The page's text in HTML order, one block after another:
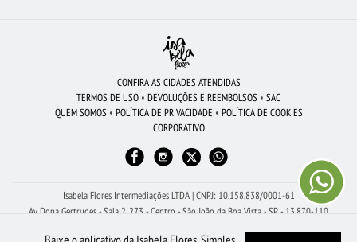
FLORICULTURA SÃO JOSÉ DOS CAMPOS
RAMALHETE DE FLORES
URSO DE PELÚCIA FLORICULTURA RECIFE ROSAS AMARELAS
FLORICULTURA OSASCO FLORICULTURA MANAUS
FLORICULTURA SANTO ANDRÉ CESTA DE CAFÉ DA MANHÃ
FLORICULTURA SALVADOR
CONFIRA AS CIDADES ATENDIDAS
TERMOS DE USO • DEVOLUÇÕES E REEMBOLSOS • SAC
QUEM SOMOS • POLÍTICA DE PRIVACIDADE • POLÍTICA DE COOKIES
CORPORATIVO
Isabela Flores Intermediações LTDA | CNPJ: 10.158.838/0001-61
Av Dona Gertrudes - Sala 2, 273 - Centro - São João da Boa Vista - SP - 13.870-110